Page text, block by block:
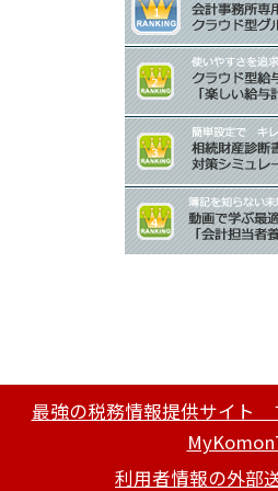
最強の税務情報提供サイト
利用者情報の外部